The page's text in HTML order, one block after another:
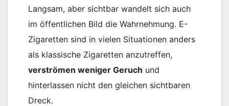
Langsam, aber sichtbar wandelt sich auch
im öffentlichen Bild die Wahrnehmung. E-
Zigaretten sind in vielen Situationen anders
als klassische Zigaretten anzutreffen,
verströmen weniger Geruch und
hinterlassen nicht den gleichen sichtbaren
Dreck.